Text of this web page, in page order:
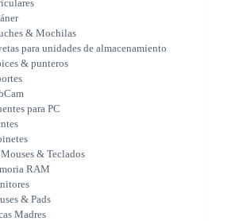
para PC
& Teclados
RAM
& Pads
Madres
& Enfriamiento
Gráficas
NUC
& Mochilas
para unidades de almacenamiento
& punteros
para PC
& Teclados
RAM
& Pads
Madres